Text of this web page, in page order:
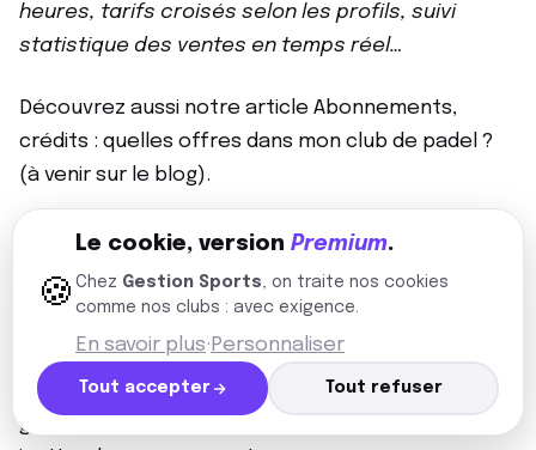
heures, tarifs croisés selon les profils, suivi
statistique des ventes en temps réel…
Découvrez aussi notre article Abonnements,
crédits : quelles offres dans mon club de padel ?
(à venir sur le blog).
Offres spéciales et actions
différenciantes
fidélisation passe aussi par la capacité à se
démarquer intelligemment. Oubliez les remises
génériques : misez sur des actions originales,
🍪
Le cookie, version Premium.
Chez Gestion Sports, on traite nos cookies
comme nos clubs : avec exigence.
En savoir plus· Personnaliser
Tout accepter Tout refuser